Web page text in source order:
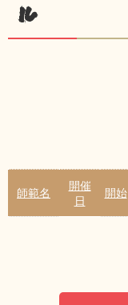
ル
師範名
開催
日
開始